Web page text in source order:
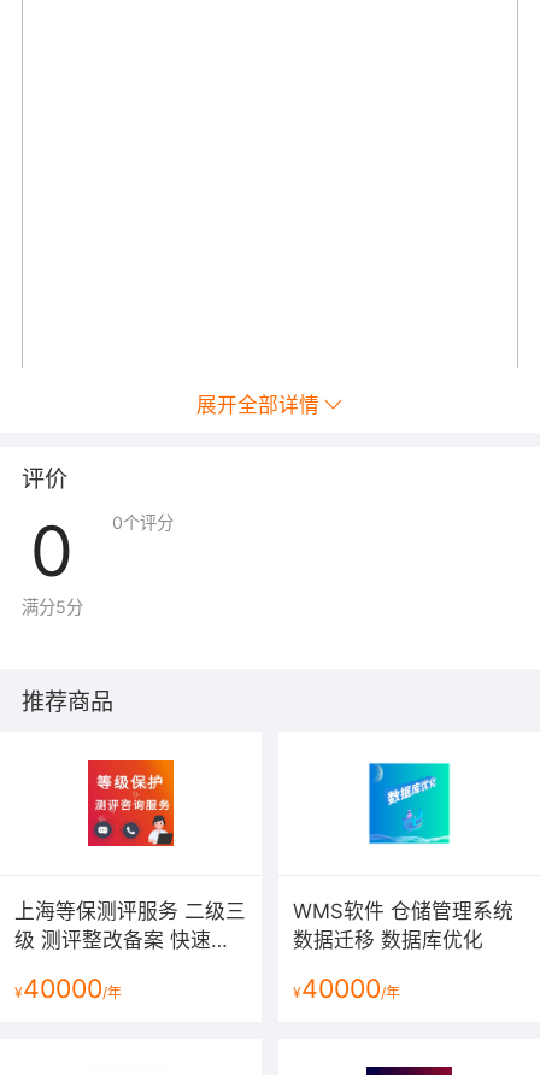
展开全部详情
评价
0
满分5分
0个评分
推荐商品
上海等保测评服务 二级三
级 测评整改备案 快速取
¥40000/年
WMS软件 仓储管理系统
数据迁移 数据库优化
¥40000/年